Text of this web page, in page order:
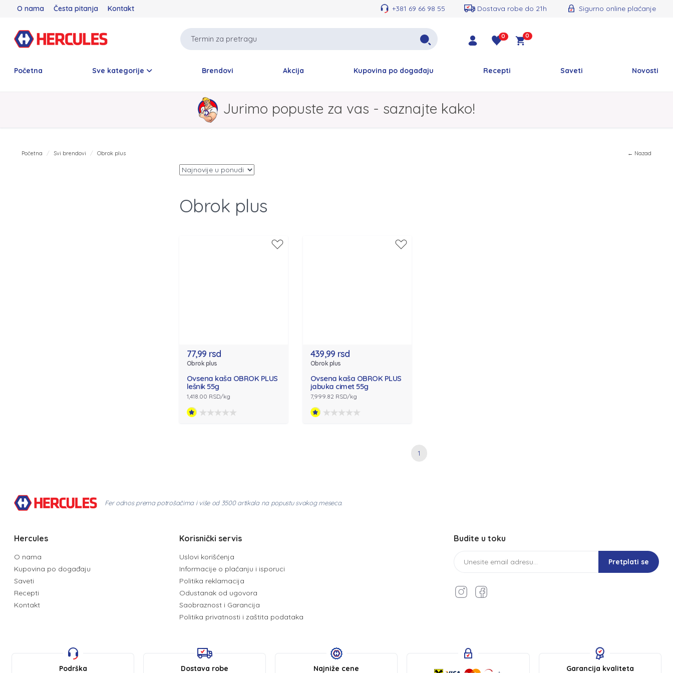
O nama Česta pitanja Kontakt +381 69 66 98 55 Dostava robe do 21h Sigurno online plaćanje
0 0
Početna Sve kategorije Brendovi Akcija Kupovina po događaju Recepti Saveti Novosti
Jurimo popuste za vas - saznajte kako!
Početna Svi brendovi Obrok plus ← Nazad
Obrok plus
77,99 rsd
Obrok plus
Ovsena kaša OBROK PLUS
lešnik 55g
1,418.00 RSD/kg
439,99 rsd
Obrok plus
Ovsena kaša OBROK PLUS
jabuka cimet 55g
7,999.82 RSD/kg
1
Fer odnos prema potrošačima i više od 3500 artikala na popustu svakog meseca.
Hercules
O nama
Kupovina po događaju
Saveti
Recepti
Kontakt
Korisnički servis
Uslovi korišćenja
Informacije o plaćanju i isporuci
Politika reklamacija
Odustanak od ugovora
Saobraznost i Garancija
Politika privatnosti i zaštita podataka
Budite u toku
Pretplati se
Podrška Dostava robe Najniže cene Garancija kvaliteta